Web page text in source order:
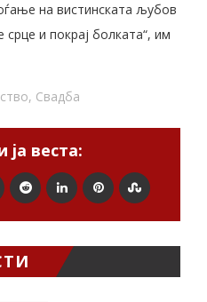
на вистинската љубов
и покрај болката“, им
, Свадба
ја веста: